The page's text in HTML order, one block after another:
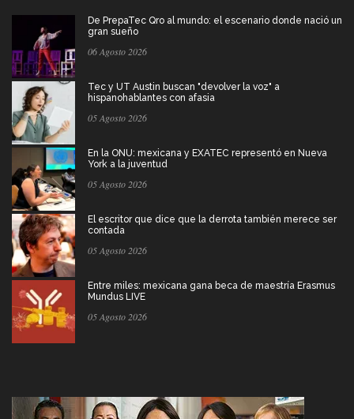
De PrepaTec Qro al mundo: el escenario donde nació un
gran sueño
06 Agosto 2026
Tec y UT Austin buscan "devolver la voz" a
hispanohablantes con afasia
05 Agosto 2026
En la ONU: mexicana y EXATEC representó en Nueva
York a la juventud
05 Agosto 2026
El escritor que dice que la derrota también merece ser
contada
05 Agosto 2026
Entre miles: mexicana gana beca de maestría Erasmus
Mundus LIVE
05 Agosto 2026